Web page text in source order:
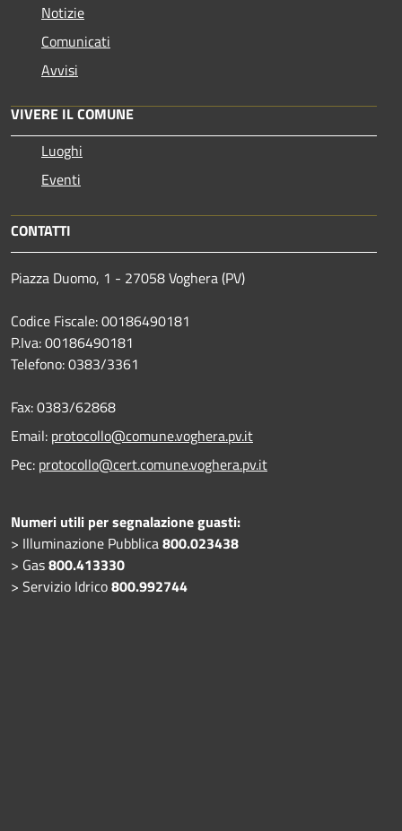
Notizie
Comunicati
Avvisi
VIVERE IL COMUNE
Luoghi
Eventi
CONTATTI
Piazza Duomo, 1 - 27058 Voghera (PV)
Codice Fiscale: 00186490181
P.Iva: 00186490181
Telefono:0383/3361
Fax:0383/62868
Email: protocollo@comune.voghera.pv.it
Pec: protocollo@cert.comune.voghera.pv.it
Numeri utili per segnalazione guasti:
> Illuminazione Pubblica800.023438
> Gas800.413330
> Servizio Idrico800.992744